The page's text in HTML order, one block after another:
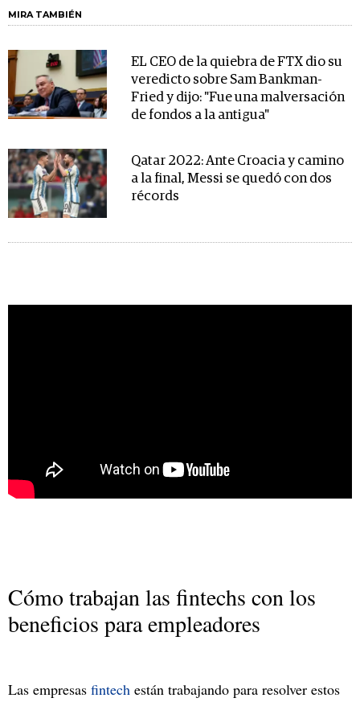
MIRA TAMBIÉN
EL CEO de la quiebra de FTX dio su
veredicto sobre Sam Bankman-
Fried y dijo: "Fue una malversación
de fondos a la antigua"
Qatar 2022: Ante Croacia y camino
a la final, Messi se quedó con dos
récords
Cómo trabajan las fintechs con los
beneficios para empleadores
Las empresas fintech están trabajando para resolver estos